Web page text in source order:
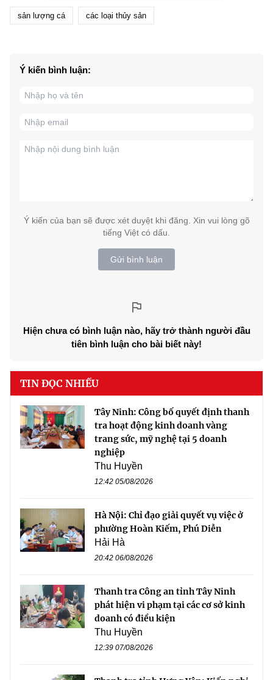
sản lượng cá các loại thủy sản
Ý kiến bình luận:
Ý kiến của bạn sẽ được xét duyệt khi đăng. Xin vui lòng gõ
tiếng Việt có dấu.
Gửi bình luận
Hiện chưa có bình luận nào, hãy trở thành người đầu
tiên bình luận cho bài biết này!
TIN ĐỌC NHIỀU
Tây Ninh: Công bố quyết định thanh
tra hoạt động kinh doanh vàng
trang sức, mỹ nghệ tại 5 doanh
nghiệp
Thu Huyền
12:42 05/08/2026
Hà Nội: Chỉ đạo giải quyết vụ việc ở
phường Hoàn Kiếm, Phú Diễn
Hải Hà
20:42 06/08/2026
Thanh tra Công an tỉnh Tây Ninh
phát hiện vi phạm tại các cơ sở kinh
doanh có điều kiện
Thu Huyền
12:39 07/08/2026